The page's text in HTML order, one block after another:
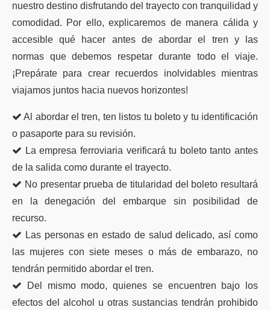
nuestro destino disfrutando del trayecto con tranquilidad y
comodidad. Por ello, explicaremos de manera cálida y
accesible qué hacer antes de abordar el tren y las
normas que debemos respetar durante todo el viaje.
¡Prepárate para crear recuerdos inolvidables mientras
viajamos juntos hacia nuevos horizontes!
Al abordar el tren, ten listos tu boleto y tu identificación
o pasaporte para su revisión.
La empresa ferroviaria verificará tu boleto tanto antes
de la salida como durante el trayecto.
No presentar prueba de titularidad del boleto resultará
en la denegación del embarque sin posibilidad de
recurso.
Las personas en estado de salud delicado, así como
las mujeres con siete meses o más de embarazo, no
tendrán permitido abordar el tren.
Del mismo modo, quienes se encuentren bajo los
efectos del alcohol u otras sustancias tendrán prohibido